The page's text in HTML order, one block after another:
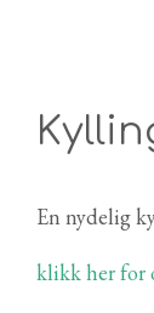
En nydelig
klikk her for